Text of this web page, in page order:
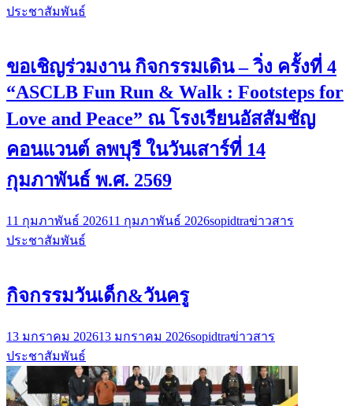
ประชาสัมพันธ์
ขอเชิญร่วมงาน กิจกรรมเดิน – วิ่ง ครั้งที่ 4
“ASCLB Fun Run & Walk : Footsteps for
Love and Peace” ณ โรงเรียนอัสสัมชัญ
คอนแวนต์ ลพบุรี ในวันเสาร์ที่ 14
กุมภาพันธ์ พ.ศ. 2569
11 กุมภาพันธ์ 202611 กุมภาพันธ์ 2026sopidtraข่าวสาร
ประชาสัมพันธ์
กิจกรรมวันเด็ก&วันครู
13 มกราคม 202613 มกราคม 2026sopidtraข่าวสาร
ประชาสัมพันธ์